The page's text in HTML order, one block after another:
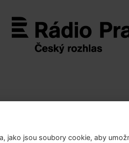
jako jsou soubory cookie, aby